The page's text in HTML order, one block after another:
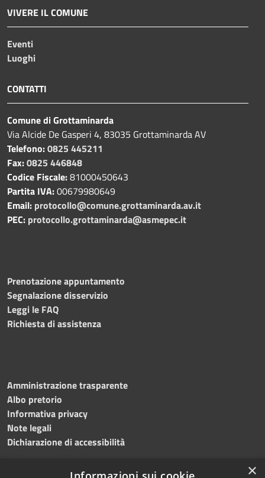
VIVERE IL COMUNE
Eventi
Luoghi
CONTATTI
Comune di Grottaminarda
Via Alcide De Gasperi 4, 83035 Grottaminarda AV
Telefono:0825 445211
Fax:0825 446848
Codice Fiscale:81000450643
Partita IVA:00679980649
Email: protocollo@comune.grottaminarda.av.it
PEC: protocollo.grottaminarda@asmepec.it
Prenotazione appuntamento
Segnalazione disservizio
Leggi le FAQ
Richiesta di assistenza
Amministrazione trasparente
Albo pretorio
Informativa privacy
Note legali
Dichiarazione di accessibilità
×